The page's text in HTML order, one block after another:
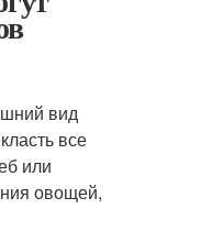
вид
все
или
овощей,